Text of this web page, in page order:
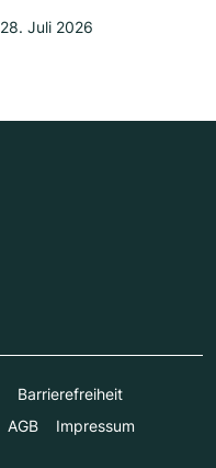
28. Juli 2026
Barrierefreiheit
AGB Impressum